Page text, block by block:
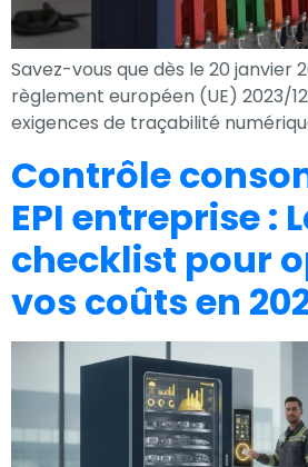
Savez-vous que dès le 20 janvier
règlement européen (UE) 2023/
exigences de traçabilité
Contrôle
EPI entreprise :
checklist pour
vos coûts en
Ces cookies ne
sont pas